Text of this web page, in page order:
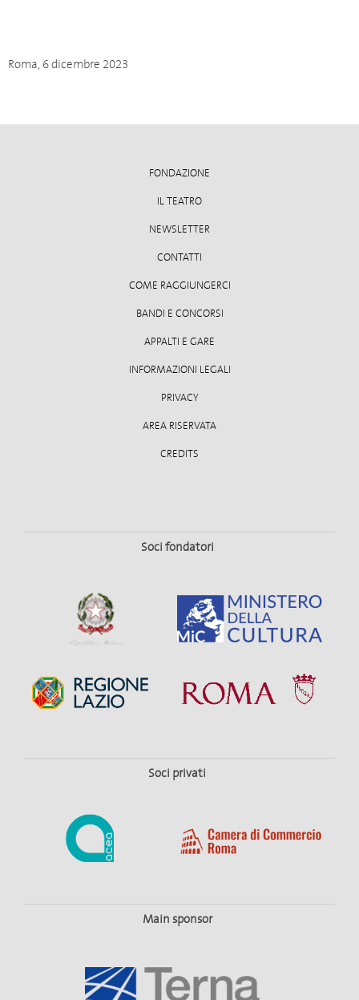
Roma, 6 dicembre 2023
FONDAZIONE
IL TEATRO
NEWSLETTER
CONTATTI
COME RAGGIUNGERCI
BANDI E CONCORSI
APPALTI E GARE
INFORMAZIONI LEGALI
PRIVACY
AREA RISERVATA
CREDITS
Soci fondatori
Soci privati
Main sponsor